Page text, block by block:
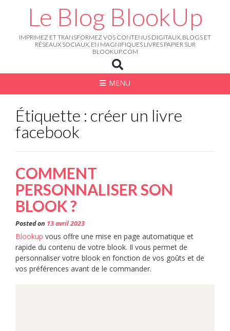
Le Blog BlookUp
IMPRIMEZ ET TRANSFORMEZ VOS CONTENUS DIGITAUX, BLOGS ET
RÉSEAUX SOCIAUX, EN MAGNIFIQUES LIVRES PAPIER SUR
BLOOKUP.COM
MENU
Étiquette : créer un livre
facebook
COMMENT
PERSONNALISER SON
BLOOK ?
Posted on 13 avril 2023
Blookup vous offre une mise en page automatique et
rapide du contenu de votre blook. Il vous permet de
personnaliser votre blook en fonction de vos goûts et de
vos préférences avant de le commander.